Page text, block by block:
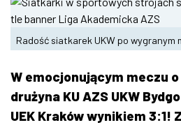
Radość siatkarek UKW po wygranym
W emocjonującym meczu
drużyna KU AZS UKW
UEK Kraków wynikiem 3:1!